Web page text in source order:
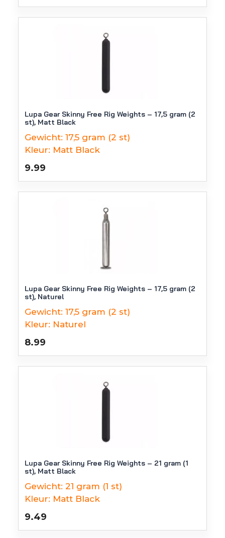
Lupa Gear Skinny Free Rig Weights – 17,5 gram (2
st), Matt Black
Gewicht: 17,5 gram (2 st)
Kleur: Matt Black
9.99
Lupa Gear Skinny Free Rig Weights – 17,5 gram (2
st), Naturel
Gewicht: 17,5 gram (2 st)
Kleur: Naturel
8.99
Lupa Gear Skinny Free Rig Weights – 21 gram (1
st), Matt Black
Gewicht: 21 gram (1 st)
Kleur: Matt Black
9.49